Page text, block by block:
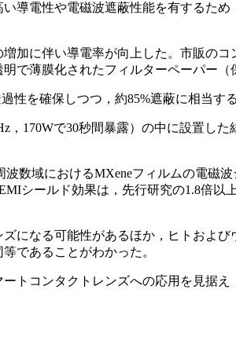
導電性や電磁波遮蔽性能を有するた
加に伴い導電率が向上した。市販の
で薄膜化されたフィルターペーパー
性を確保しつつ，約85%遮蔽に相当す
170Wで30秒間暴露）の中に設置し
数域におけるMXeneフィルムの電磁
シールド効果は，先行研究の1.8倍
になる可能性があるほか，ヒトおよ
であることがわかった。
トコンタクトレンズへの応用を見据